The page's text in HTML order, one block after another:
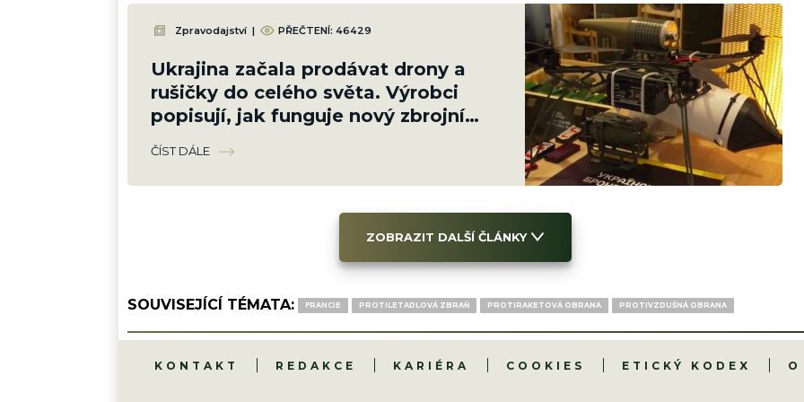
Zpravodajství | PŘEČTENÍ: 46429
Ukrajina začala prodávat drony a
rušičky do celého světa. Výrobci
popisují, jak funguje nový zbrojní
byznys uprostřed války
ČÍST DÁLE
ZOBRAZIT DALŠÍ ČLÁNKY
SOUVISEJÍCÍ TÉMATA: FRANCIE PROTILETADLOVÁ ZBRAŇ PROTIRAKETOVÁ OBRANA PROTIVZDUŠNÁ OBRANA
KONTAKT REDAKCE KARIÉRA COOKIES ETICKÝ KODEX